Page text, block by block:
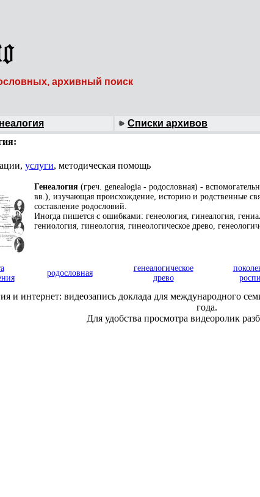
архивный поиск
Списки архивов
услуги, методическая помощь
Генеалогия (греч. genealogia - родословная) -
вв.), изучающая происхождение, историю и родственные
составление родословий.
Иногда пишется с ошибками: генеология, гинеалогия,
гениология, гинеология, гинеологическое древо,
родословная
генеалогическое
древо
и интернет: видеозапись доклада для международного
года.
Для удобства просмотра видеоролик